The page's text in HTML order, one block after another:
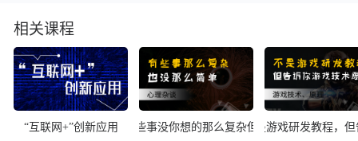
相关课程
“互联网+”创新应用
「啃芝士」有些事没你想的那么复杂但也没难么简单
「啃芝士」不是游戏研发教程，